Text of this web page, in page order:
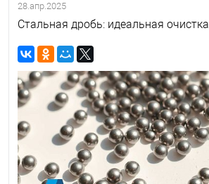
28.апр.2025
Стальная дробь: идеальная очистка